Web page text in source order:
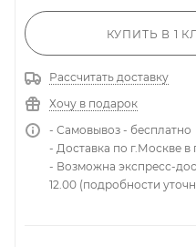
КУПИТЬ В 1
Рассчитать доставку
Хочу в подарок
- Самовывоз - бесплатно
- Доставка по г.Москве
- Возможна экспресс-
12.00 (подробности